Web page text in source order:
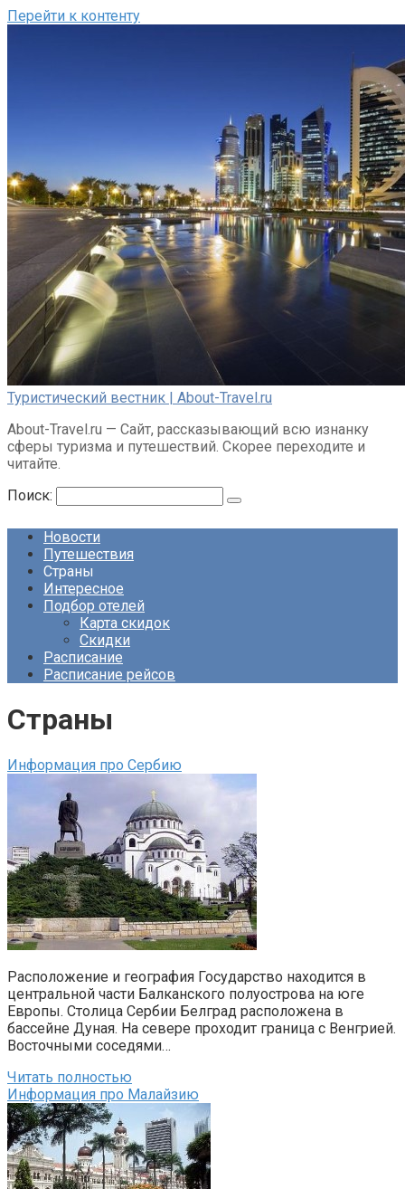
Перейти к контенту
Туристический вестник | About-Travel.ru
About-Travel.ru — Сайт, рассказывающий всю изнанку
сферы туризма и путешествий. Скорее переходите и
читайте.
Поиск:
Новости
Путешествия
Страны
Интересное
Подбор отелей
Карта скидок
Скидки
Расписание
Расписание рейсов
Страны
Информация про Сербию
Расположение и география Государство находится в
центральной части Балканского полуострова на юге
Европы. Столица Сербии Белград расположена в
бассейне Дуная. На севере проходит граница с Венгрией.
Восточными соседями…
Читать полностью
Информация про Малайзию